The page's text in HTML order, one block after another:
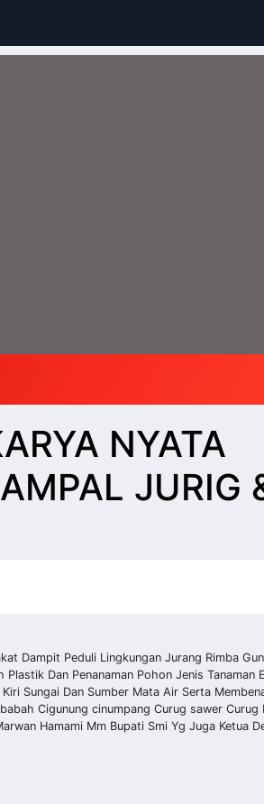
NYATA
JURIG
Dampit Peduli Lingkungan Jurang Rimba
Dan Penanaman Pohon Jenis Tanaman
Sungai Dan Sumber Mata Air Serta
Cigunung cinumpang Curug sawer Curug
Hamami Mm Bupati Smi Yg Juga Ketua